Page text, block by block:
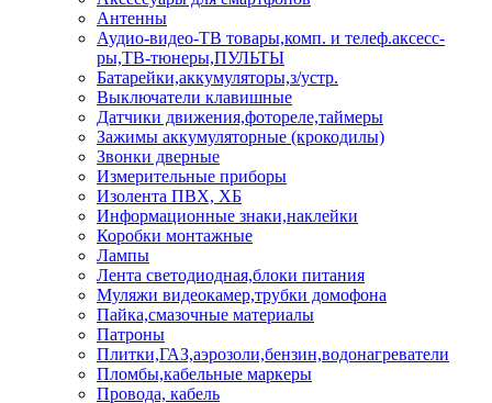
Антенны
Аудио-видео-ТВ товары,комп. и телеф.аксесс-
ры,ТВ-тюнеры,ПУЛЬТЫ
Батарейки,аккумуляторы,з/устр.
Выключатели клавишные
Датчики движения,фотореле,таймеры
Зажимы аккумуляторные (крокодилы)
Звонки дверные
Измерительные приборы
Изолента ПВХ, ХБ
Информационные знаки,наклейки
Коробки монтажные
Лампы
Лента светодиодная,блоки питания
Муляжи видеокамер,трубки домофона
Пайка,смазочные материалы
Патроны
Плитки,ГАЗ,аэрозоли,бензин,водонагреватели
Пломбы,кабельные маркеры
Провода, кабель